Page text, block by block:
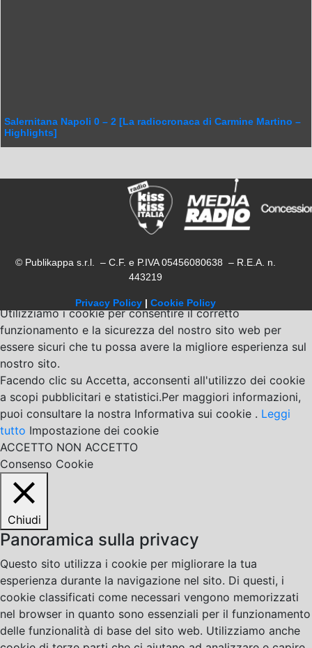
Salernitana Napoli 0 – 2 [La radiocronaca di Carmine Martino –
Highlights]
© Publikappa s.r.l. – C.F. e P.IVA 05456080638 – R.E.A. n.
443219
Privacy Policy | Cookie Policy
Utilizziamo i cookie per consentire il corretto
funzionamento e la sicurezza del nostro sito web per
essere sicuri che tu possa avere la migliore esperienza sul
nostro sito.
Facendo clic su Accetta, acconsenti all'utilizzo dei cookie
a scopi pubblicitari e statistici.Per maggiori informazioni,
puoi consultare la nostra Informativa sui cookie . Leggi
tutto Impostazione dei cookie
ACCETTO NON ACCETTO
Consenso Cookie
Chiudi
Panoramica sulla privacy
Questo sito utilizza i cookie per migliorare la tua
esperienza durante la navigazione nel sito. Di questi, i
cookie classificati come necessari vengono memorizzati
nel browser in quanto sono essenziali per il funzionamento
delle funzionalità di base del sito web. Utilizziamo anche